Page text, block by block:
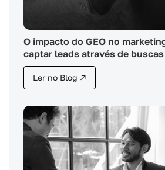
O impacto do GEO no
captar leads através de
Ler no Blog ↗